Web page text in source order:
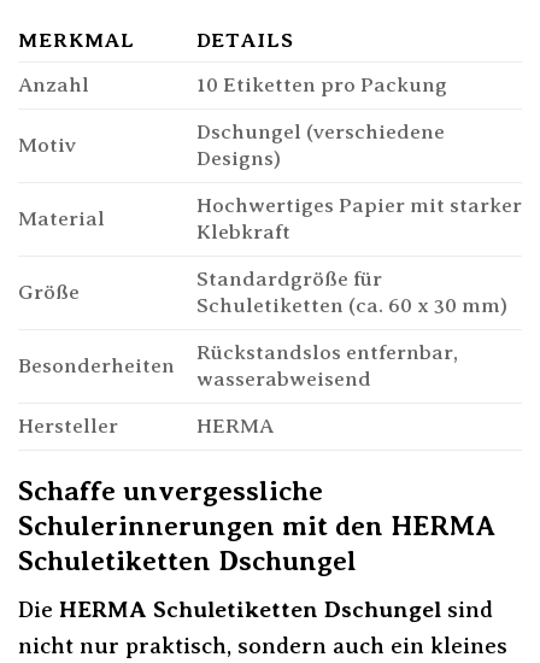
MERKMAL
DETAILS
Anzahl
10 Etiketten pro Packung
Motiv
Dschungel (verschiedene
Designs)
Material
Hochwertiges Papier mit starker
Klebkraft
Größe
Standardgröße für
Schuletiketten (ca. 60 x 30 mm)
Besonderheiten
Rückstandslos entfernbar,
wasserabweisend
Hersteller HERMA
Schaffe unvergessliche
Schulerinnerungen mit den HERMA
Schuletiketten Dschungel
Die HERMA Schuletiketten Dschungel sind
nicht nur praktisch, sondern auch ein kleines